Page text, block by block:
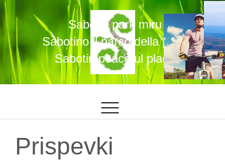
Sabotin park miru
Sabotino il parco della pace
Sabotin peaceful place
Prispevki